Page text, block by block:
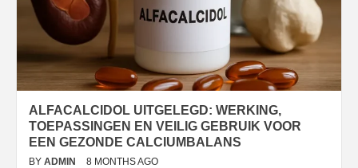
ALFACALCIDOL UITGELEGD: WERKING,
TOEPASSINGEN EN VEILIG GEBRUIK VOOR
EEN GEZONDE CALCIUMBALANS
BY ADMIN 8 MONTHS AGO